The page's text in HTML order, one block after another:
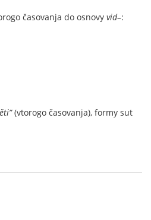
časovanja do osnovy vid–:
(vtorogo časovanja), formy sut